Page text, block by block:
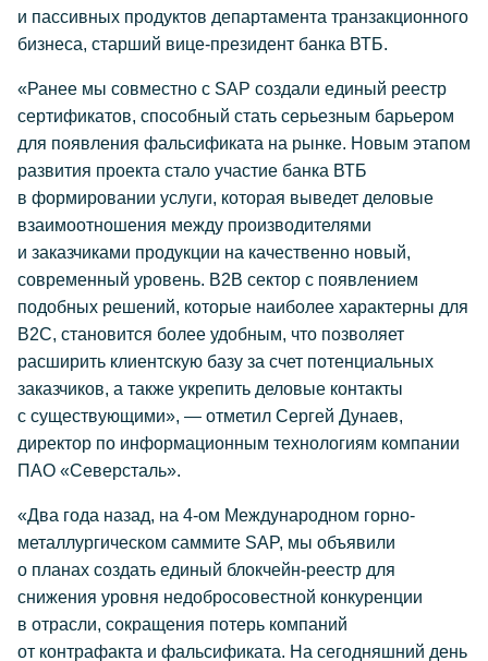
и пассивных продуктов департамента транзакционного
бизнеса, старший вице-президент банка ВТБ.
«Ранее мы совместно с SAP создали единый реестр
сертификатов, способный стать серьезным барьером
для появления фальсификата на рынке. Новым этапом
развития проекта стало участие банка ВТБ
в формировании услуги, которая выведет деловые
взаимоотношения между производителями
и заказчиками продукции на качественно новый,
современный уровень. B2B сектор с появлением
подобных решений, которые наиболее характерны для
B2C, становится более удобным, что позволяет
расширить клиентскую базу за счет потенциальных
заказчиков, а также укрепить деловые контакты
с существующими», — отметил Сергей Дунаев,
директор по информационным технологиям компании
ПАО «Северсталь».
«Два года назад, на 4-ом Международном горно-
металлургическом саммите SAP, мы объявили
о планах создать единый блокчейн-реестр для
снижения уровня недобросовестной конкуренции
в отрасли, сокращения потерь компаний
от контрафакта и фальсификата. На сегодняшний день